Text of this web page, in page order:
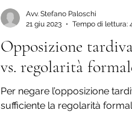
Opposizione
vs. regolarità
Per negare l’opposizione
sufficiente la regolarità
Avv. Stefano Paloschi
21 giu 2023
Tempo di lettura: